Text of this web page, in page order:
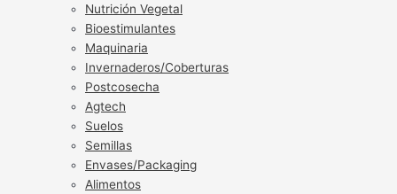
Nutrición Vegetal
Bioestimulantes
Maquinaria
Invernaderos/Coberturas
Postcosecha
Agtech
Suelos
Semillas
Envases/Packaging
Alimentos